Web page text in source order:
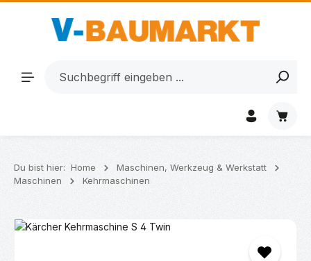
Zum Hauptinhalt springen
Du bist hier: Home
Maschinen, Werkzeug & Werkstatt
Maschinen
Kehrmaschinen
Bildergalerie überspringen